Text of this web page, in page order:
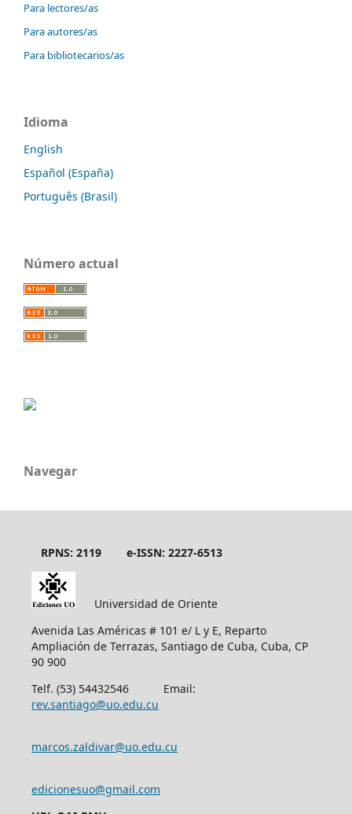
Para lectores/as
Para autores/as
Para bibliotecarios/as
Idioma
English
Español (España)
Português (Brasil)
Número actual
Navegar
RPNS: 2119 e-ISSN: 2227-6513
Universidad de Oriente
Avenida Las Américas # 101 e/ L y E, Reparto
Ampliación de Terrazas, Santiago de Cuba, Cuba, CP
90 900
Telf. (53) 54432546 Email:
rev.santiago@uo.edu.cu
marcos.zaldivar@uo.edu.cu
edicionesuo@gmail.com